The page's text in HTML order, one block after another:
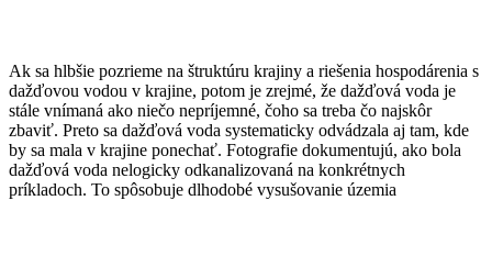
Ak sa hlbšie pozrieme na štruktúru krajiny a riešenia hospodárenia s
dažďovou vodou v krajine, potom je zrejmé, že dažďová voda je
stále vnímaná ako niečo nepríjemné, čoho sa treba čo najskôr
zbaviť. Preto sa dažďová voda systematicky odvádzala aj tam, kde
by sa mala v krajine ponechať. Fotografie dokumentujú, ako bola
dažďová voda nelogicky odkanalizovaná na konkrétnych
príkladoch. To spôsobuje dlhodobé vysušovanie územia